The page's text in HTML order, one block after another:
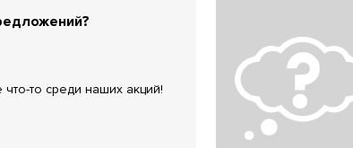
то среди наших акций!